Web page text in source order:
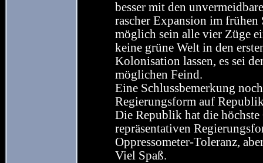
besser mit den
rascher Expansion im frühen
möglich sein alle vier Züge
keine grüne Welt in den
Kolonisation lassen, es sei
möglichen Feind.
Eine Schlussbemerkung
Regierungsform auf
Die Republik hat die
repräsentativen
Oppressometer-Toleranz,
Viel Spaß.